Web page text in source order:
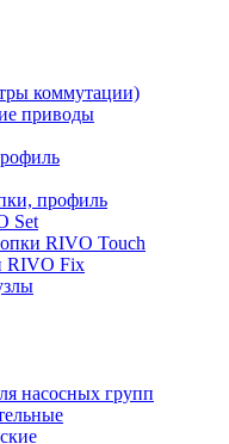
коммутации)
приводы
профиль
Set
RIVO Touch
RIVO Fix
насосных групп